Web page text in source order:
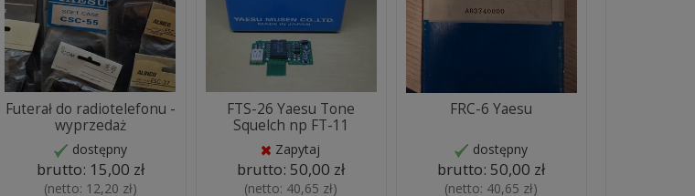
Futerał do radiotelefonu -
wyprzedaż
dostępny
brutto: 15,00 zł
(netto: 12,20 zł)
FTS-26 Yaesu Tone
Squelch np FT-11
Zapytaj
brutto:50,00 zł
(netto: 40,65 zł)
FRC-6 Yaesu
dostępny
brutto:50,00 zł
(netto: 40,65 zł)